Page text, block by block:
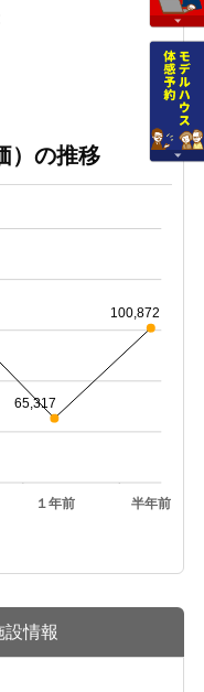
）の推移
１年前 半年前
65,317
100,872
設情報